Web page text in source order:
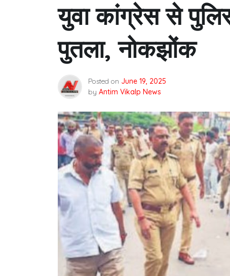
युवा कांग्रेस से
पुतला, नोकझोंक
Posted on June 19, 2025
by Antim Vikalp News